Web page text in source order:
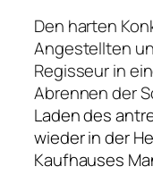
Den harten
Angestellten
Regisseur in
Abrennen der
Laden des
wieder in der
Kaufhauses